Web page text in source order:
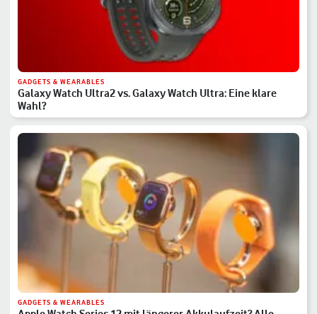
GADGETS & WEARABLES
Galaxy Watch Ultra2 vs. Galaxy Watch Ultra: Eine klare
Wahl?
GADGETS & WEARABLES